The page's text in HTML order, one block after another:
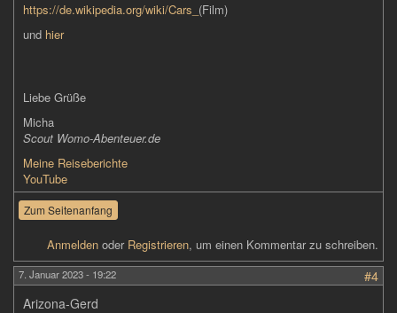
https://de.wikipedia.org/wiki/Cars_ (Film)
und hier
Liebe Grüße
Micha
Scout Womo-Abenteuer.de
Meine Reiseberichte
YouTube
Zum Seitenanfang
Anmelden oder Registrieren, um einen Kommentar zu schreiben.
7. Januar 2023 - 19:22
#4
Arizona-Gerd